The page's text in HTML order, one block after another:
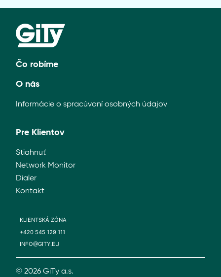
Čo robíme
O nás
Informácie o spracúvaní osobných údajov
Pre Klientov
Stiahnuť
Network Monitor
Dialer
Kontakt
KLIENTSKÁ ZÓNA
+420 545 129 111
INFO@GITY.EU
© 2026 GiTy a.s.